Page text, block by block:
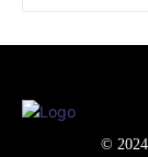
© 2024